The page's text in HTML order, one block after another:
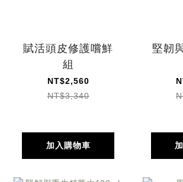
賦活頭皮修護嚐鮮
組
NT$2,560
NT$3,340
加入購物車
堅韌